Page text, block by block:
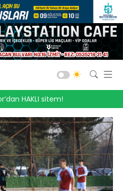
Kocaelispor’da gördüğüm tablo
Derince
GB.
Sporları
Sporları